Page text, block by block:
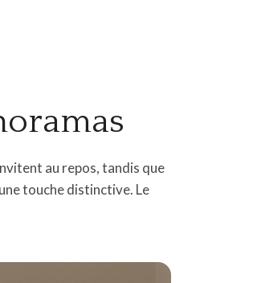
au repos, tandis que
touche distinctive. Le